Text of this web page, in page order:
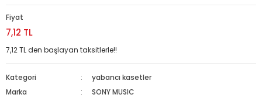
Fiyat
7,12 TL
7,12 TL den başlayan taksitlerle!!
Kategori
yabancı kasetler
Marka
SONY MUSIC